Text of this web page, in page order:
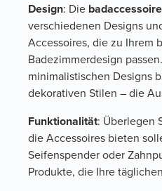
Design: Die
verschiedenen Designs
Accessoires, die zu Ihrem
Badezimmerdesign
minimalistischen Designs
dekorativen Stilen – die
Funktionalität: Überlegen
die Accessoires bieten
Seifenspender oder
Produkte, die Ihre